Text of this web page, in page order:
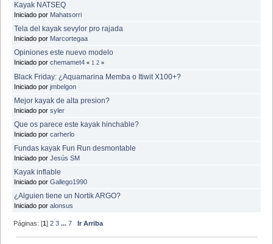
Kayak NATSEQ
Iniciado por Mahatsorri
Tela del kayak sevylor pro rajada
Iniciado por Marcortegaa
Opiniones este nuevo modelo
Iniciado por chemamet4 « 1 2 »
Black Friday: ¿Aquamarina Memba o Itiwit X100+?
Iniciado por jmbelgon
Mejor kayak de alta presion?
Iniciado por syler
Que os parece este kayak hinchable?
Iniciado por carherlo
Fundas kayak Fun Run desmontable
Iniciado por Jesús SM
Kayak inflable
Iniciado por Gallego1990
¿Alguien tiene un Nortik ARGO?
Iniciado por alonsus
Páginas: [1]2 3 ...7 Ir Arriba